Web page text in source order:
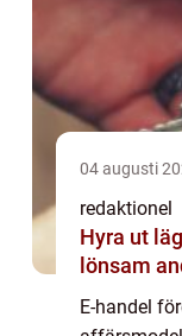
04 augusti
redaktionel
Hyra ut
lönsam
E-handel